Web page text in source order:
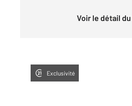
Voir le détail
Exclusivité